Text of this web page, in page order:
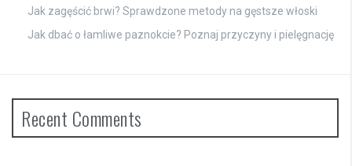
Jak zagęścić brwi? Sprawdzone metody na gęstsze włoski
Jak dbać o łamliwe paznokcie? Poznaj przyczyny i pielęgnację
Recent Comments